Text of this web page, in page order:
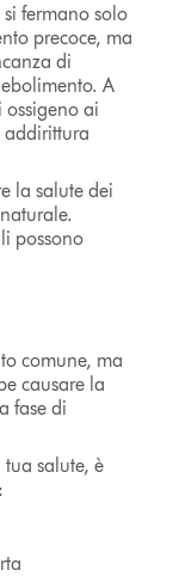
fermano solo
precoce, ma
di
A
ossigeno ai
addirittura
la salute dei
possono
comune, ma
causare la
fase di
tua salute, è